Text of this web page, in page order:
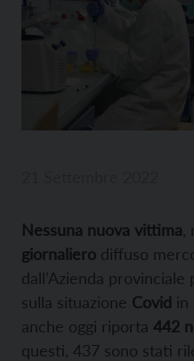
Nessuna nuova vittima
giornaliero diffuso
dall’Azienda
sulla situazione Covid in
anche oggi riporta 442
questi, 437 sono stati